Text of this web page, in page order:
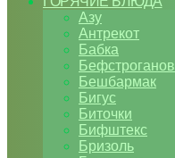
Азу
Антрекот
Бабка
Бефстроганов
Бешбармак
Бигус
Биточки
Бифштекс
Бризоль